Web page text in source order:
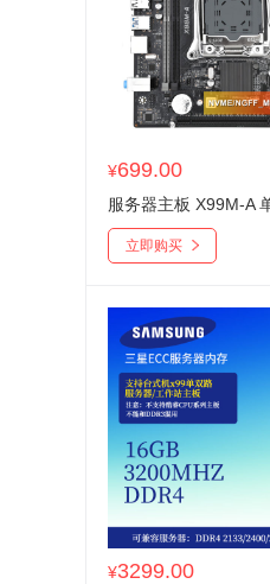
¥699.00
立即购买
¥3299.00